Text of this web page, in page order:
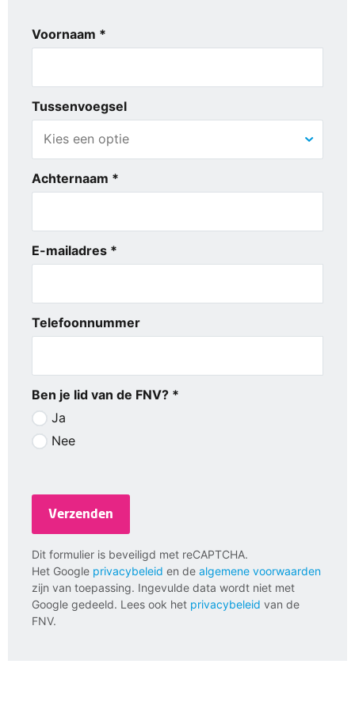
Voornaam *
Tussenvoegsel
Achternaam *
E-mailadres *
Telefoonnummer
Ben je lid van de FNV? *
Ja
Nee
Dit formulier is beveiligd met reCAPTCHA.
Het Google privacybeleid en de algemene voorwaarden
zijn van toepassing. Ingevulde data wordt niet met
Google gedeeld. Lees ook het privacybeleid van de
FNV.
Verzenden